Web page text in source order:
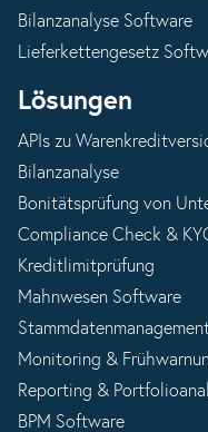
Bilanzanalyse Software
Lieferkettengesetz
Lösungen
APIs zu
Bilanzanalyse
Bonitätsprüfung von
Compliance Check &
Kreditlimitprüfung
Mahnwesen Software
Monitoring &
Reporting &
BPM Software